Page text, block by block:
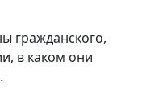
гражданского,
в каком они